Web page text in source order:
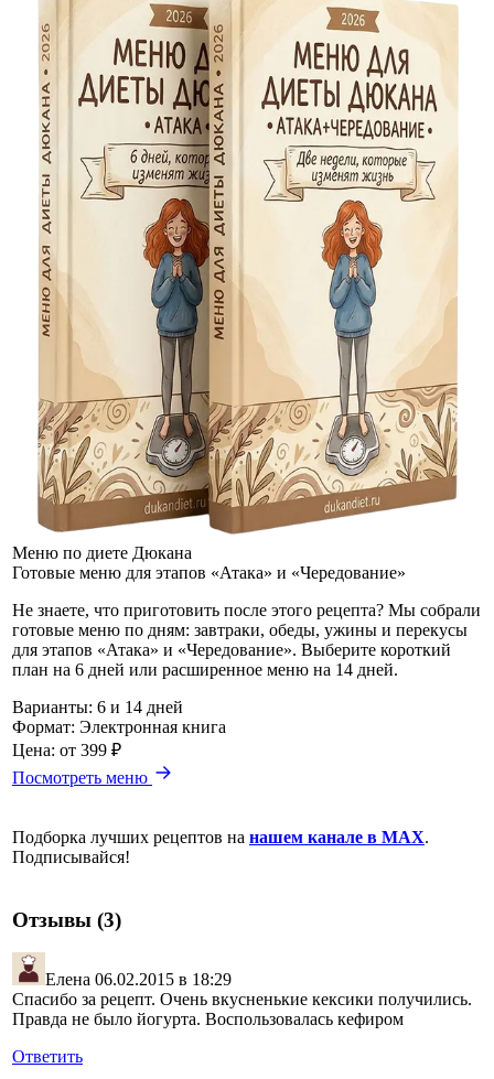
Меню по диете Дюкана
Готовые меню для этапов «Атака» и «Чередование»
Не знаете, что приготовить после этого рецепта? Мы собрали
готовые меню по дням: завтраки, обеды, ужины и перекусы
для этапов «Атака» и «Чередование». Выберите короткий
план на 6 дней или расширенное меню на 14 дней.
Варианты: 6 и 14 дней
Формат: Электронная книга
Цена: от 399 ₽
Посмотреть меню
Подборка лучших рецептов на нашем канале в MAX.
Подписывайся!
Отзывы (3)
Елена 06.02.2015 в 18:29
Спасибо за рецепт. Очень вкусненькие кексики получились.
Правда не было йогурта. Воспользовалась кефиром
Ответить